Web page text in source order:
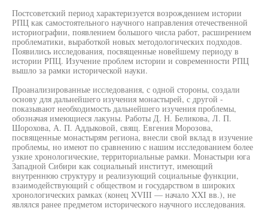
Постсоветский период характеризуется возрождением истории
РПЦ как самостоятельного научного направления отечественной
историографии, появлением большого числа работ, расширением
проблематики, выработкой новых методологических подходов.
Появились исследования, посвященные новейшему периоду в
истории РПЦ. Изучение проблем истории и современности РПЦ
вышло за рамки исторической науки.
Проанализированные исследования, с одной стороны, создали
основу для дальнейшего изучения монастырей, с другой -
показывают необходимость дальнейшего изучения проблемы,
обозначая имеющиеся лакуны. Работы Д. Н. Беликова, Л. П.
Шорохова, А. П. Аддыковой, свящ. Евгения Морозова,
посвященные монастырям региона, внесли свой вклад в изучение
проблемы, но имеют по сравнению с нашим исследованием более
узкие хронологические, территориальные рамки. Монастыри юга
Западной Сибири как социальный институт, имеющий
внутреннюю структуру и реализующий социальные функции,
взаимодействующий с обществом и государством в широких
хронологических рамках (конец XVIII — начало XXI вв.), не
являлся ранее предметом исторического научного исследования.